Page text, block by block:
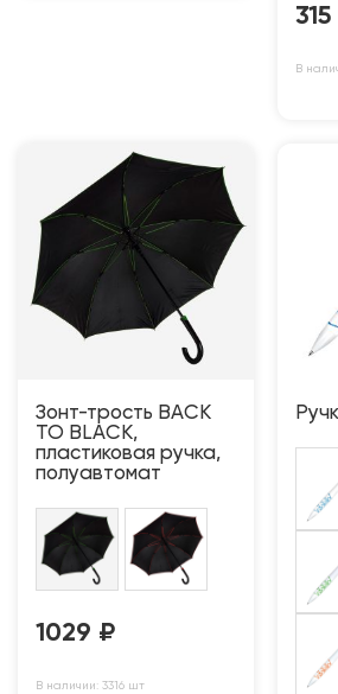
315
В
Зонт-трость BACK
TO BLACK,
пластиковая ручка,
полуавтомат
1029 ₽
В наличии: 3316 шт